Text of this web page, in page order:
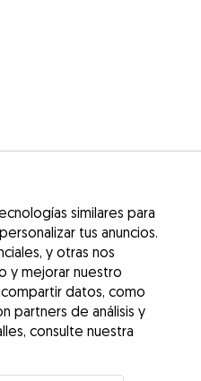
Salvador
similares para
tus anuncios.
y otras nos
y mejorar nuestro
datos, como
partners de análisis y
consulte nuestra